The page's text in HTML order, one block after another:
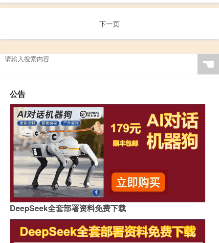
下一页
☚
公告
DeepSeek全套部署资料免费下载